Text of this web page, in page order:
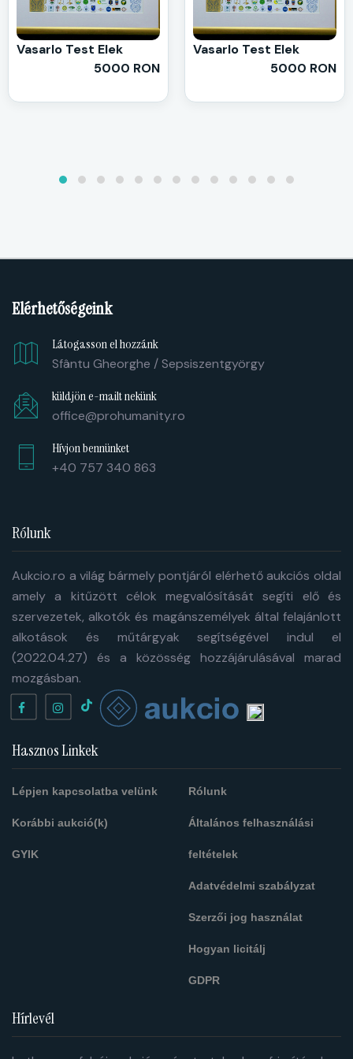
Vasarlo Test Elek
5000 RON
Vasarlo Test Elek
5000 RON
Elérhetőségeink
Látogasson el hozzánk
Sfântu Gheorghe / Sepsiszentgyörgy
küldjön e-mailt nekünk
office@prohumanity.ro
Hívjon bennünket
+40 757 340 863
Rólunk
Aukcio.ro a világ bármely pontjáról elérhető aukciós oldal
amely a kitűzött célok megvalósítását segíti elő és
szervezetek, alkotók és magánszemélyek által felajánlott
alkotások és műtárgyak segítségével indul el
(2022.04.27) és a közösség hozzájárulásával marad
mozgásban.
Hasznos Linkek
Lépjen kapcsolatba velünk
Korábbi aukció(k)
GYIK
Rólunk
Általános felhasználási
feltételek
Adatvédelmi szabályzat
Szerzői jog használat
Hogyan licitálj
GDPR
Hírlevél